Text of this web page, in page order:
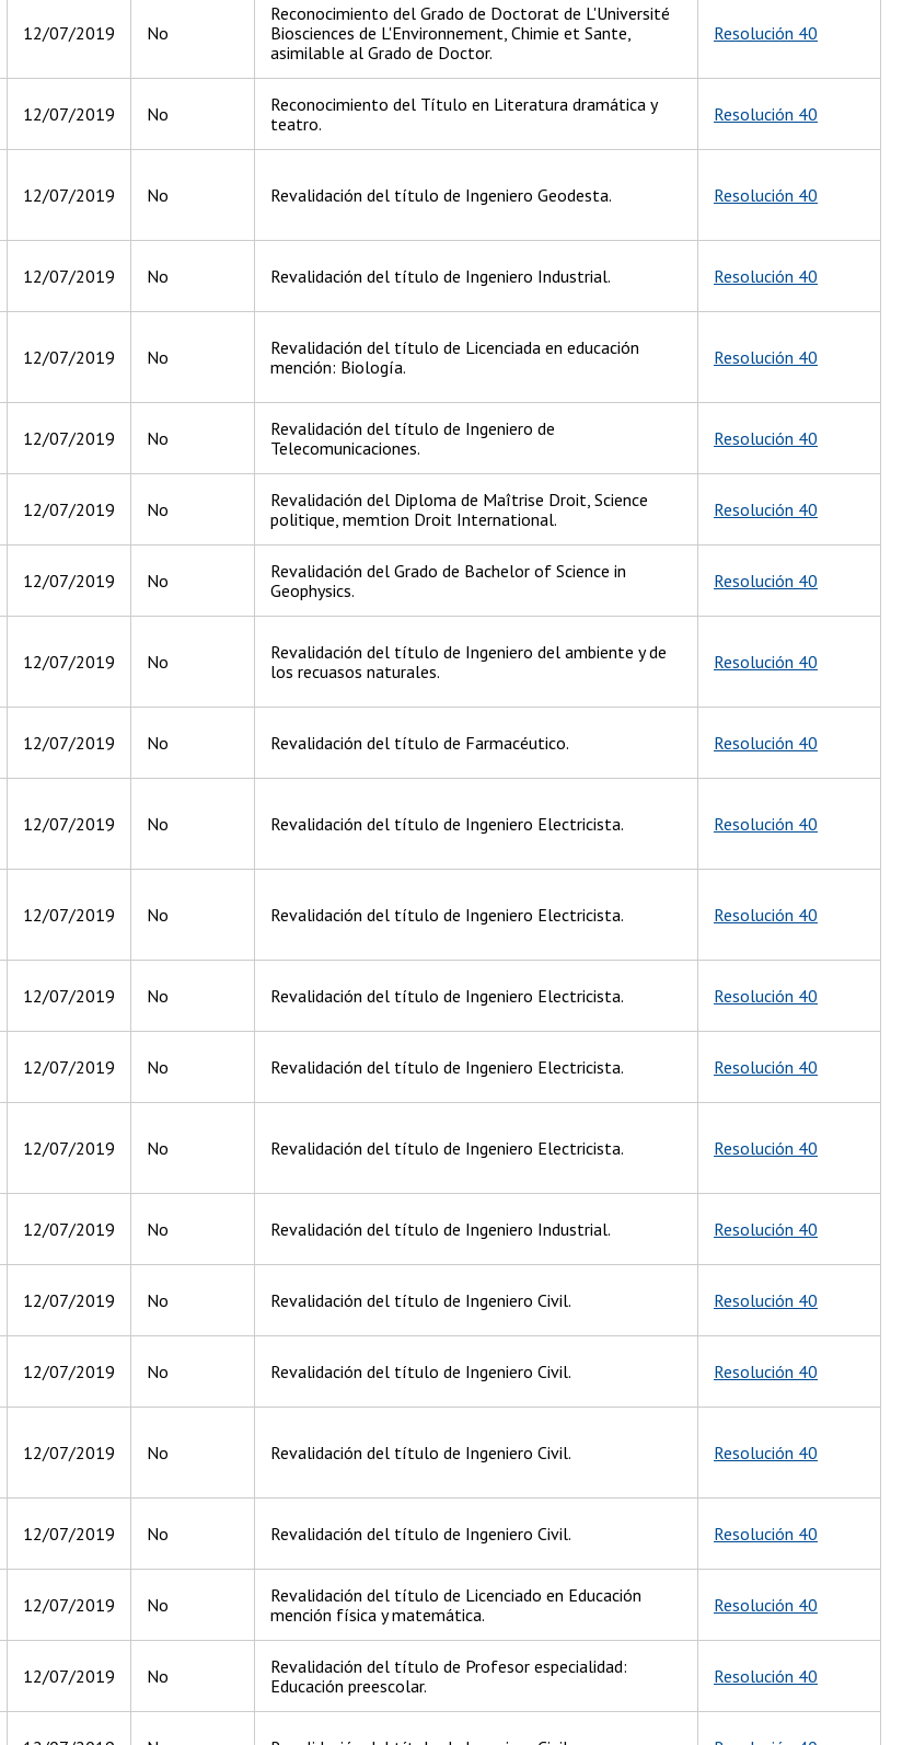
12/07/2019 No
Reconocimiento del Grado de Doctorat de L'Université
Biosciences de L'Environnement, Chimie et Sante,
asimilable al Grado de Doctor.
Resolución 40
12/07/2019 No
Reconocimiento del Título en Literatura dramática y
teatro.
Resolución 40
12/07/2019 No Revalidación del título de Ingeniero Geodesta. Resolución 40
12/07/2019 No Revalidación del título de Ingeniero Industrial. Resolución 40
12/07/2019 No
Revalidación del título de Licenciada en educación
mención: Biología.
Resolución 40
12/07/2019 No
Revalidación del título de Ingeniero de
Telecomunicaciones.
Resolución 40
12/07/2019 No
Revalidación del Diploma de Maîtrise Droit, Science
politique, memtion Droit International.
Resolución 40
12/07/2019 No
Revalidación del Grado de Bachelor of Science in
Geophysics.
Resolución 40
12/07/2019 No
Revalidación del título de Ingeniero del ambiente y de
los recuasos naturales.
Resolución 40
12/07/2019 No Revalidación del título de Farmacéutico. Resolución 40
12/07/2019 No Revalidación del título de Ingeniero Electricista. Resolución 40
12/07/2019 No Revalidación del título de Ingeniero Electricista. Resolución 40
12/07/2019 No Revalidación del título de Ingeniero Electricista. Resolución 40
12/07/2019 No Revalidación del título de Ingeniero Electricista. Resolución 40
12/07/2019 No Revalidación del título de Ingeniero Electricista. Resolución 40
12/07/2019 No Revalidación del título de Ingeniero Industrial. Resolución 40
12/07/2019 No Revalidación del título de Ingeniero Civil. Resolución 40
12/07/2019 No Revalidación del título de Ingeniero Civil. Resolución 40
12/07/2019 No Revalidación del título de Ingeniero Civil. Resolución 40
12/07/2019 No Revalidación del título de Ingeniero Civil. Resolución 40
12/07/2019 No
Revalidación del título de Licenciado en Educación
mención física y matemática.
Resolución 40
12/07/2019 No
Revalidación del título de Profesor especialidad:
Educación preescolar.
Resolución 40